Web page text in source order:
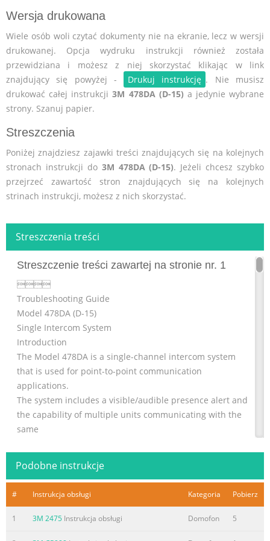
Wersja drukowana
Wiele osób woli czytać dokumenty nie na ekranie, lecz w wersji
drukowanej. Opcja wydruku instrukcji również została
przewidziana i możesz z niej skorzystać klikając w link
znajdujący się powyżej -
Drukuj instrukcję . Nie musisz
drukować całej instrukcji3M 478DA (D-15) a jedynie wybrane
strony. Szanuj papier.
Streszczenia
Poniżej znajdziesz zajawki treści znajdujących się na kolejnych
stronach instrukcji do 3M 478DA (D-15). Jeżeli chcesz szybko
przejrzeć zawartość stron znajdujących się na kolejnych
strinach instrukcji, możesz z nich skorzystać.
Streszczenia treści
Streszczenie treści zawartej na stronie nr. 1

Troubleshooting Guide
Model 478DA (D-15)
Single Intercom System
Introduction
The Model 478DA is a single-channel intercom system
that is used for point-to-point communication
applications.
The system includes a visible/audible presence alert and
the capability of multiple units communicating with the
same
Use the troubleshooting table on the following pages to
1. Start at the top of the table and work down to the
bottom.
Podobne instrukcje
# Instrukcja obsługi Kategoria Pobierz
1 3M 2475 Instrukcja obsługi Domofon 5